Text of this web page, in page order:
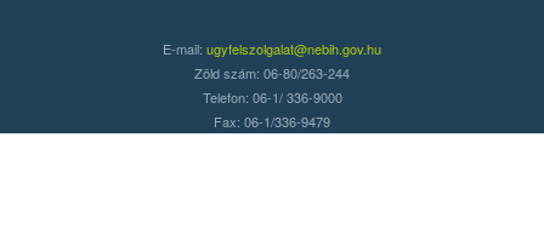
E-mail: ugyfelszolgalat@nebih.gov.hu
Zöld szám: 06-80/263-244
Telefon: 06-1/ 336-9000
Fax: 06-1/336-9479